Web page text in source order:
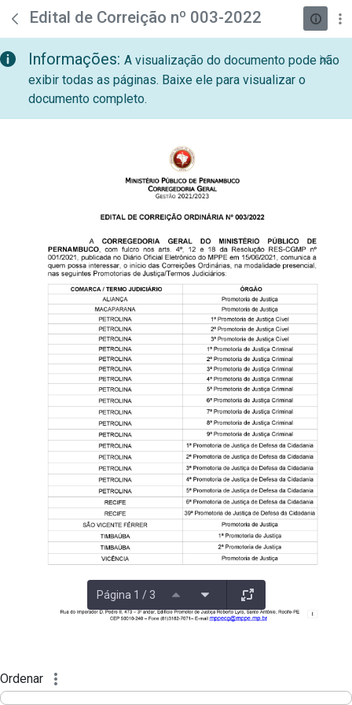
Pular para o Conteúdo principal
teste descricao
Edital de Correição nº 003-2022
Informações: A visualização do documento pode não
exibir todas as páginas. Baixe ele para visualizar o
documento completo.
Página 1 / 3
Ordenar